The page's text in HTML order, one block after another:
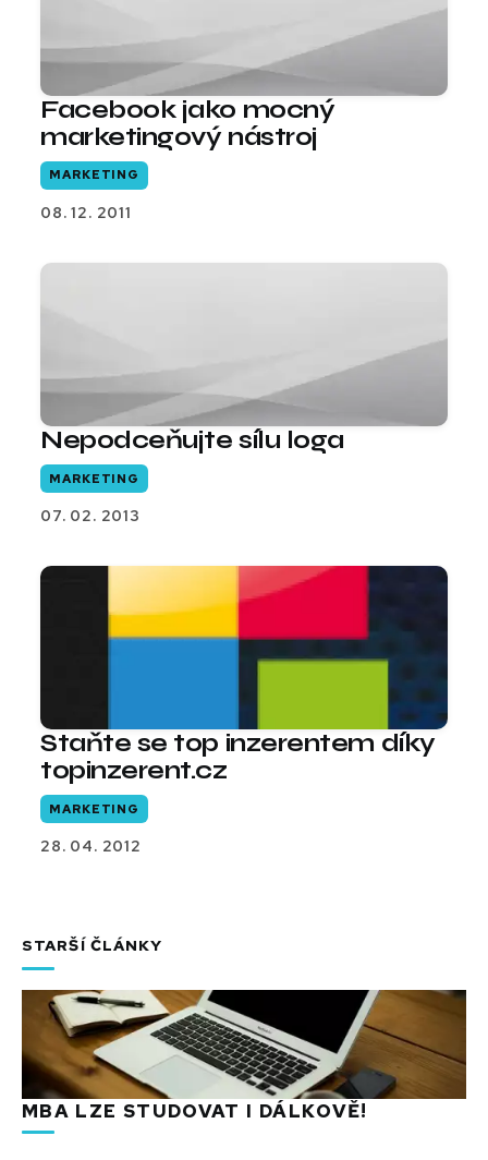
Facebook jako mocný
marketingový nástroj
MARKETING
08. 12. 2011
Nepodceňujte sílu loga
MARKETING
07. 02. 2013
Staňte se top inzerentem díky
topinzerent.cz
MARKETING
28. 04. 2012
STARŠÍ ČLÁNKY
MBA LZE STUDOVAT I DÁLKOVĚ!